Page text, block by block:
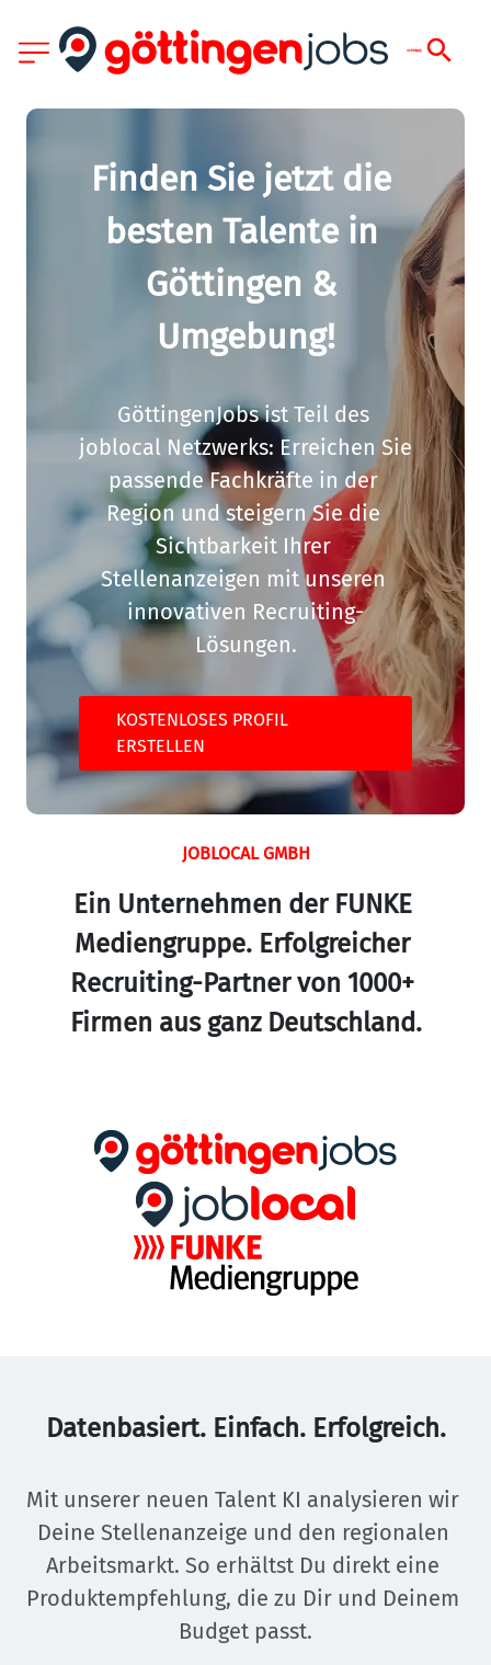
Finden Sie jetzt die
besten Talente in
Göttingen &
Umgebung!
GöttingenJobs ist Teil des
joblocal Netzwerks: Erreichen Sie
passende Fachkräfte in der
Region und steigern Sie die
Sichtbarkeit Ihrer
Stellenanzeigen mit unseren
innovativen Recruiting-
Lösungen.
KOSTENLOSES PROFIL
ERSTELLEN
JOBLOCAL GMBH
Ein Unternehmen der FUNKE
Mediengruppe. Erfolgreicher
Recruiting-Partner von 1000+
Firmen aus ganz Deutschland.
Datenbasiert. Einfach. Erfolgreich.
Mit unserer neuen Talent KI analysieren wir
Deine Stellenanzeige und den regionalen
Arbeitsmarkt. So erhältst Du direkt eine
Produktempfehlung, die zu Dir und Deinem
Budget passt.